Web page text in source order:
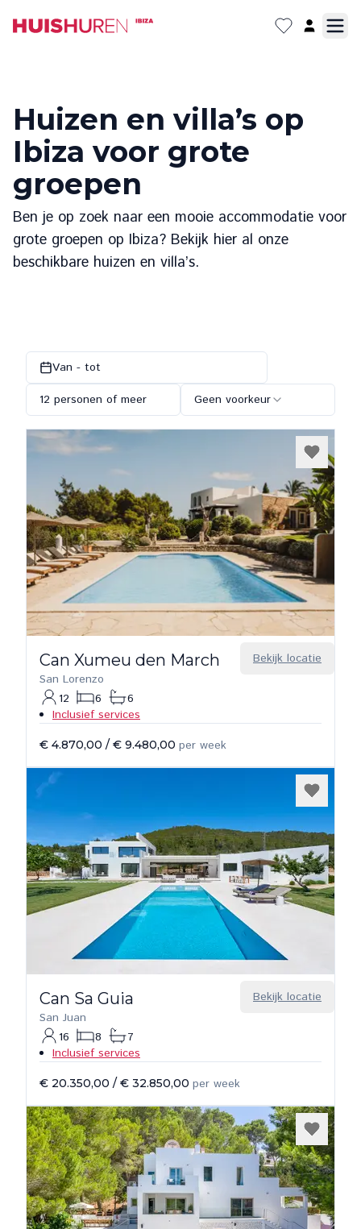
Huizen en villa’s op
Ibiza voor grote
groepen
Ben je op zoek naar een mooie accommodatie voor
grote groepen op Ibiza? Bekijk hier al onze
beschikbare huizen en villa’s.
Van - tot
12 personen of meer
Geen voorkeur
Bekijk locatie
Can Xumeu den March
San Lorenzo
12
6
6
Inclusief services
€ 4.870,00 / € 9.480,00 per week
Bekijk locatie
Can Sa Guia
San Juan
16
8
7
Inclusief services
€ 20.350,00 / € 32.850,00 per week